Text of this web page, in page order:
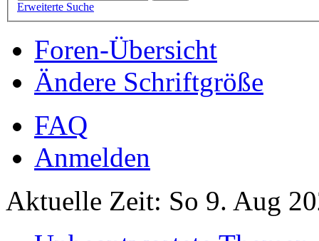
Erweiterte Suche
Foren-Übersicht
Ändere Schriftgröße
FAQ
Anmelden
Aktuelle Zeit: So 9. Aug